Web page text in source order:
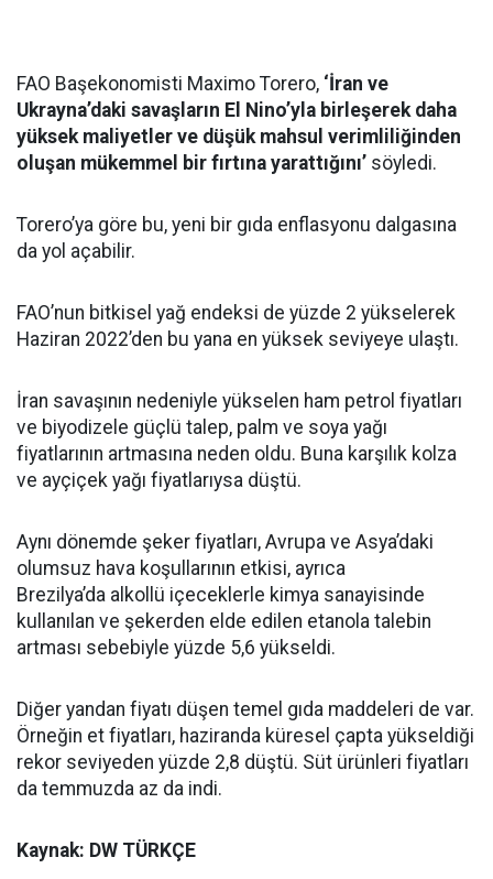
FAO Başekonomisti Maximo Torero, ‘İran ve
Ukrayna’daki savaşların El Nino’yla birleşerek daha
yüksek maliyetler ve düşük mahsul verimliliğinden
oluşan mükemmel bir fırtına yarattığını’ söyledi.
Torero’ya göre bu, yeni bir gıda enflasyonu dalgasına
da yol açabilir.
FAO’nun bitkisel yağ endeksi de yüzde 2 yükselerek
Haziran 2022’den bu yana en yüksek seviyeye ulaştı.
İran savaşının nedeniyle yükselen ham petrol fiyatları
ve biyodizele güçlü talep, palm ve soya yağı
fiyatlarının artmasına neden oldu. Buna karşılık kolza
ve ayçiçek yağı fiyatlarıysa düştü.
Aynı dönemde şeker fiyatları, Avrupa ve Asya’daki
olumsuz hava koşullarının etkisi, ayrıca
Brezilya’da alkollü içeceklerle kimya sanayisinde
kullanılan ve şekerden elde edilen etanola talebin
artması sebebiyle yüzde 5,6 yükseldi.
Diğer yandan fiyatı düşen temel gıda maddeleri de var.
Örneğin et fiyatları, haziranda küresel çapta yükseldiği
rekor seviyeden yüzde 2,8 düştü. Süt ürünleri fiyatları
da temmuzda az da indi.
Kaynak: DW TÜRKÇE